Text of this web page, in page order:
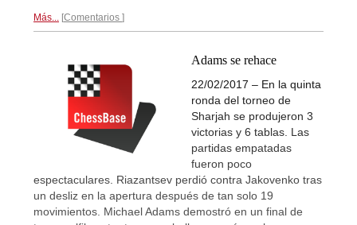
Más... Comentarios
Adams se rehace
22/02/2017 – En la quinta
ronda del torneo de
Sharjah se produjeron 3
victorias y 6 tablas. Las
partidas empatadas
fueron poco
espectaculares. Riazantsev perdió contra Jakovenko tras
un desliz en la apertura después de tan solo 19
movimientos. Michael Adams demostró en un final de